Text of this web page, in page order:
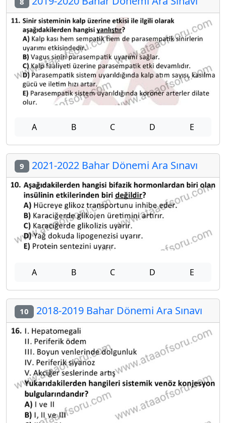
A B C D E
9 2021-2022 Bahar Dönemi Ara Sınavı
A B C D E
10 2018-2019 Bahar Dönemi Ara Sınavı